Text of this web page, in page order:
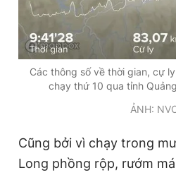
Các thông số về thời gian, cự
chạy thứ 10 qua tỉnh
ẢNH:
Cũng bởi vì chạy trong
Long phồng rộp, rướm